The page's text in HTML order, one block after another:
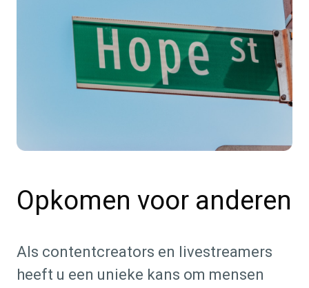
Opkomen voor anderen
Als contentcreators en livestreamers
heeft u een unieke kans om mensen